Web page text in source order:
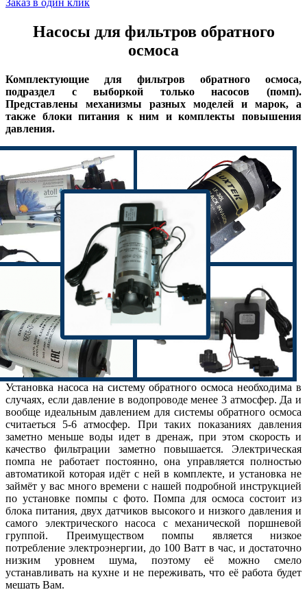
Заказ в один клик
Насосы для фильтров обратного
осмоса
Комплектующие для фильтров обратного осмоса,
подраздел с выборкой только насосов (помп).
Представлены механизмы разных моделей и марок, а
также блоки питания к ним и комплекты повышения
давления.
Установка насоса на систему обратного осмоса необходима в
случаях, если давление в водопроводе менее 3 атмосфер. Да и
вообще идеальным давлением для системы обратного осмоса
считаеться 5-6 атмосфер. При таких показаниях давления
заметно меньше воды идет в дренаж, при этом скорость и
качество фильтрации заметно повышается. Электрическая
помпа не работает постоянно, она управляется полностью
автоматикой которая идёт с ней в комплекте, и установка не
займёт у вас много времени с нашей подробной инструкцией
по установке помпы с фото. Помпа для осмоса состоит из
блока питания, двух датчиков высокого и низкого давления и
самого электрического насоса с механической поршневой
группой. Преимуществом помпы является низкое
потребление электроэнергии, до 100 Ватт в час, и достаточно
низким уровнем шума, поэтому её можно смело
устанавливать на кухне и не переживать, что её работа будет
мешать Вам.